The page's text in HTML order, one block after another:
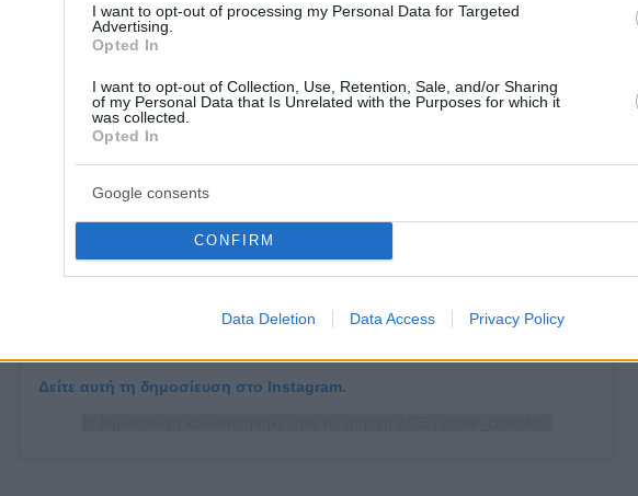
I want to opt-out of processing my Personal Data for Targeted
Advertising.
Opted In
I want to opt-out of Collection, Use, Retention, Sale, and/or Sharing
of my Personal Data that Is Unrelated with the Purposes for which it
was collected.
Opted In
Google consents
CONFIRM
Data Deletion Data Access Privacy Policy
Δείτε αυτή τη δημοσίευση στο Instagram.